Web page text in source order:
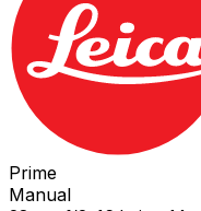
Prime
Manual